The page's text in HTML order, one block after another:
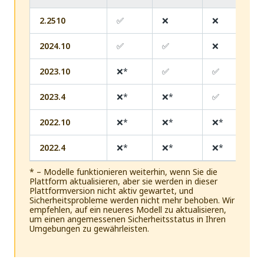
2.2510 ✅ ❌ ❌
2024.10 ✅ ✅ ❌
2023.10 ❌* ✅ ✅
2023.4 ❌* ❌* ✅
2022.10 ❌* ❌* ❌*
2022.4 ❌* ❌* ❌*
* – Modelle funktionieren weiterhin, wenn Sie die
Plattform aktualisieren, aber sie werden in dieser
Plattformversion nicht aktiv gewartet, und
Sicherheitsprobleme werden nicht mehr behoben. Wir
empfehlen, auf ein neueres Modell zu aktualisieren,
um einen angemessenen Sicherheitsstatus in Ihren
Umgebungen zu gewährleisten.